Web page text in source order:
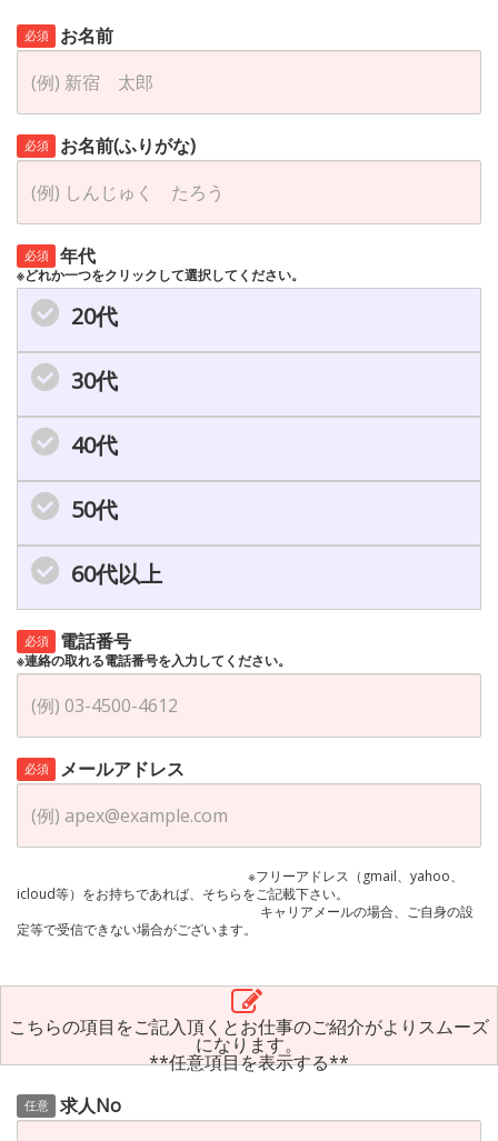
必須 お名前
必須 お名前(ふりがな)
必須 年代
※どれか一つをクリックして選択してください。
20代
30代
40代
50代
60代以上
必須 電話番号
※連絡の取れる電話番号を入力してください。
必須 メールアドレス
※フリーアドレス（gmail、yahoo、
icloud等）をお持ちであれば、そちらをご記載下さい。
キャリアメールの場合、ご自身の設
定等で受信できない場合がございます。
こちらの項目をご記入頂くとお仕事のご紹介がよりスムーズ
になります。
**任意項目を表示する**
任意 求人No